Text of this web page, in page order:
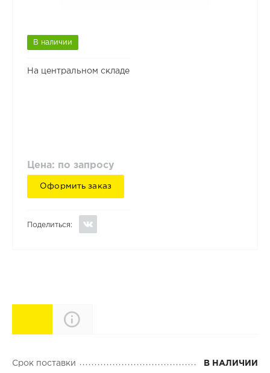
В наличии
На центральном складе
Цена: по запросу
Оформить заказ
Поделиться:
Характеристики
Срок поставки В НАЛИЧИИ